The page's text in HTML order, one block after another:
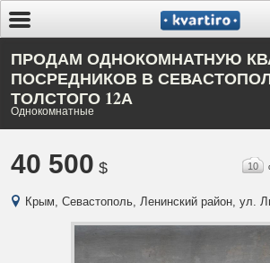
ПРОДАМ ОДНОКОМНАТНУЮ
ПОСРЕДНИКОВ В
ТОЛСТОГО 12А
Однокомнатные
40 500 $ 10
Крым, Севастополь, Ленинский район, ул.